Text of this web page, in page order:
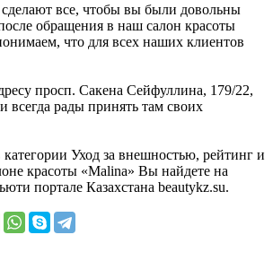
все, чтобы вы были довольны
обращения в наш салон красоты
что для всех наших клиентов
просп. Сакена Сейфуллина, 179/22,
всегда рады принять там своих
Уход за внешностью, рейтинг и
красоты «Malina» Вы найдете на
портале Казахстана beautykz.su.